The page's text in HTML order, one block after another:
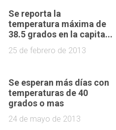
Se reporta la
temperatura máxima de
38.5 grados en la capita...
25 de febrero de 2013
Se esperan más días con
temperaturas de 40
grados o mas
24 de mayo de 2013